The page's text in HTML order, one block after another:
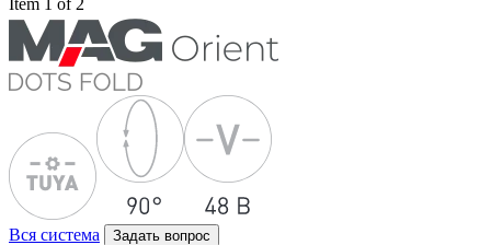
Item 1 of 2
Вся система Задать вопрос